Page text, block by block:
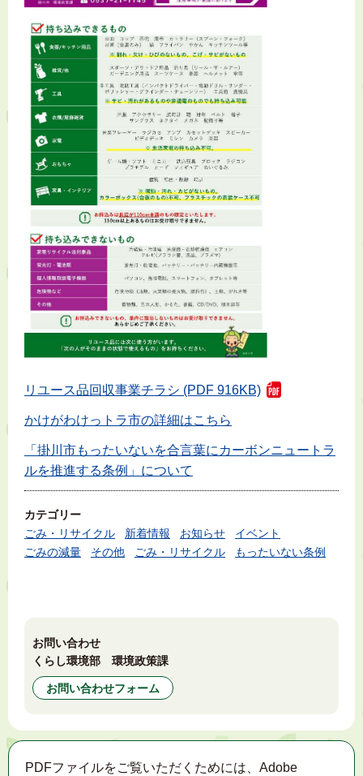
リユース品回収事業チラシ (PDF 916KB)
かけがわけっトラ市の詳細はこちら
「掛川市もったいないを合言葉にカーボンニュートラ
ルを推進する条例」について
カテゴリー
ごみ・リサイクル
新着情報 お知らせ
イベント
ごみの減量
その他 ごみ・リサイクル もったいない条例
お問い合わせ
くらし環境部 環境政策課
お問い合わせフォーム
PDFファイルをご覧いただくためには、Adobe